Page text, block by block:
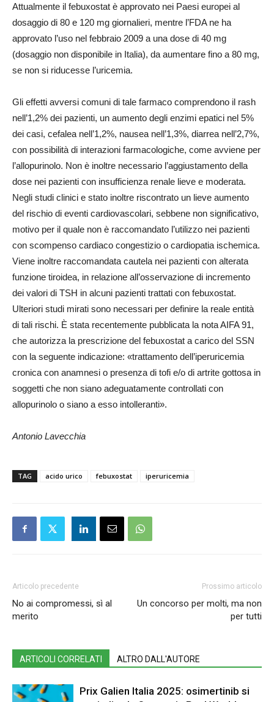
Attualmente il febuxostat è approvato nei Paesi europei al
dosaggio di 80 e 120 mg giornalieri, mentre l’FDA ne ha
approvato l’uso nel febbraio 2009 a una dose di 40 mg
(dosaggio non disponibile in Italia), da aumentare fino a 80 mg,
se non si riducesse l’uricemia.
Gli effetti avversi comuni di tale farmaco comprendono il rash
nell’1,2% dei pazienti, un aumento degli enzimi epatici nel 5%
dei casi, cefalea nell’1,2%, nausea nell’1,3%, diarrea nell’2,7%,
con possibilità di interazioni farmacologiche, come avviene per
l’allopurinolo. Non è inoltre necessario l’aggiustamento della
dose nei pazienti con insufficienza renale lieve e moderata.
Negli studi clinici e stato inoltre riscontrato un lieve aumento
del rischio di eventi cardiovascolari, sebbene non significativo,
motivo per il quale non è raccomandato l’utilizzo nei pazienti
con scompenso cardiaco congestizio o cardiopatia ischemica.
Viene inoltre raccomandata cautela nei pazienti con alterata
funzione tiroidea, in relazione all’osservazione di incremento
dei valori di TSH in alcuni pazienti trattati con febuxostat.
Ulteriori studi mirati sono necessari per definire la reale entità
di tali rischi. È stata recentemente pubblicata la nota AIFA 91,
che autorizza la prescrizione del febuxostat a carico del SSN
con la seguente indicazione: «trattamento dell’iperuricemia
cronica con anamnesi o presenza di tofi e/o di artrite gottosa in
soggetti che non siano adeguatamente controllati con
allopurinolo o siano a esso intolleranti».
Antonio Lavecchia
TAG acido urico febuxostat iperuricemia
Articolo precedente
No ai compromessi, sì al
merito
Prossimo articolo
Un concorso per molti, ma non
per tutti
ARTICOLI CORRELATI ALTRO DALL'AUTORE
Prix Galien Italia 2025: osimertinib si